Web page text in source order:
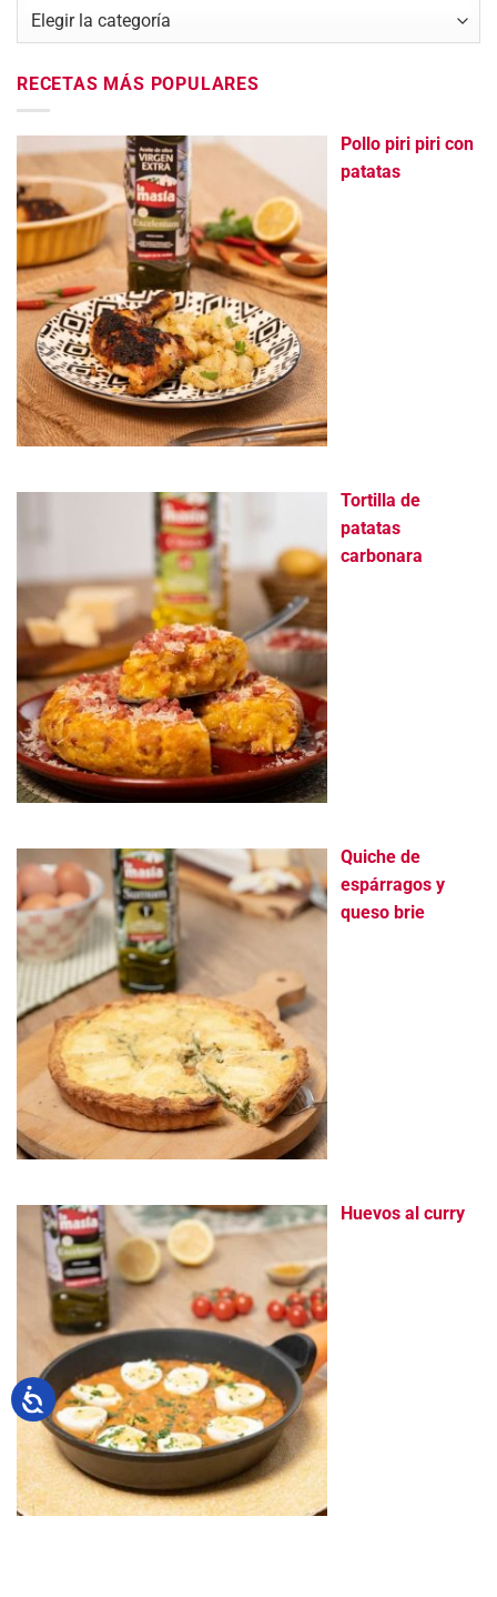
Categorías
RECETAS MÁS POPULARES
Pollo piri piri con
patatas
Tortilla de
patatas
carbonara
Quiche de
espárragos y
queso brie
Huevos al curry